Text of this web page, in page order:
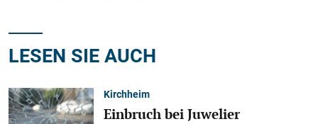
LESEN SIE AUCH
Kirchheim
Einbruch bei Juwelier